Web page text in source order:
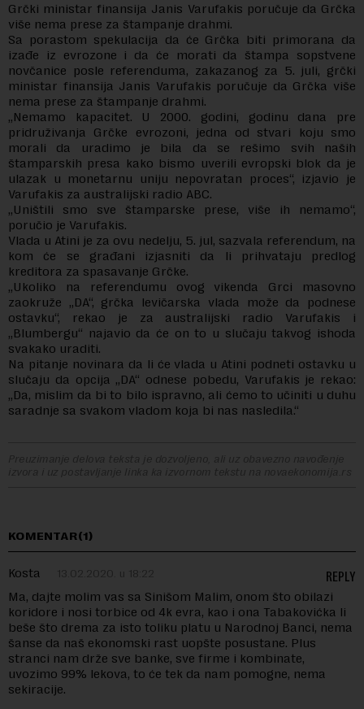
Grčki ministar finansija Janis Varufakis poručuje da Grčka
više nema prese za štampanje drahmi.
Sa porastom spekulacija da će Grčka biti primorana da
izađe iz evrozone i da će morati da štampa sopstvene
novčanice posle referenduma, zakazanog za 5. juli, grčki
ministar finansija Janis Varufakis poručuje da Grčka više
nema prese za štampanje drahmi.
„Nemamo kapacitet. U 2000. godini, godinu dana pre
pridruživanja Grčke evrozoni, jedna od stvari koju smo
morali da uradimo je bila da se rešimo svih naših
štamparskih presa kako bismo uverili evropski blok da je
ulazak u monetarnu uniju nepovratan proces“, izjavio je
Varufakis za australijski radio ABC.
„Uništili smo sve štamparske prese, više ih nemamo“,
poručio je Varufakis.
Vlada u Atini je za ovu nedelju, 5. jul, sazvala referendum, na
kom će se građani izjasniti da li prihvataju predlog
kreditora za spasavanje Grčke.
„Ukoliko na referendumu ovog vikenda Grci masovno
zaokruže „DA“, grčka levičarska vlada može da podnese
ostavku“, rekao je za australijski radio Varufakis i
„Blumbergu“ najavio da će on to u slučaju takvog ishoda
svakako uraditi.
Na pitanje novinara da li će vlada u Atini podneti ostavku u
slučaju da opcija „DA“ odnese pobedu, Varufakis je rekao:
„Da, mislim da bi to bilo ispravno, ali ćemo to učiniti u duhu
saradnje sa svakom vladom koja bi nas nasledila.“
Preuzimanje delova teksta je dozvoljeno, ali uz obavezno navođenje
izvora i uz postavljanje linka ka izvornom tekstu na novaekonomija.rs
KOMENTAR(1)
Kosta 13.02.2020. u 18:22
Ma, dajte molim vas sa Sinišom Malim, onom što obilazi
koridore i nosi torbice od 4k evra, kao i ona Tabakovićka li
beše što drema za isto toliku platu u Narodnoj Banci, nema
šanse da naš ekonomski rast uopšte posustane. Plus
stranci nam drže sve banke, sve firme i kombinate,
uvozimo 99% lekova, to će tek da nam pomogne, nema
sekiracije.
REPLY